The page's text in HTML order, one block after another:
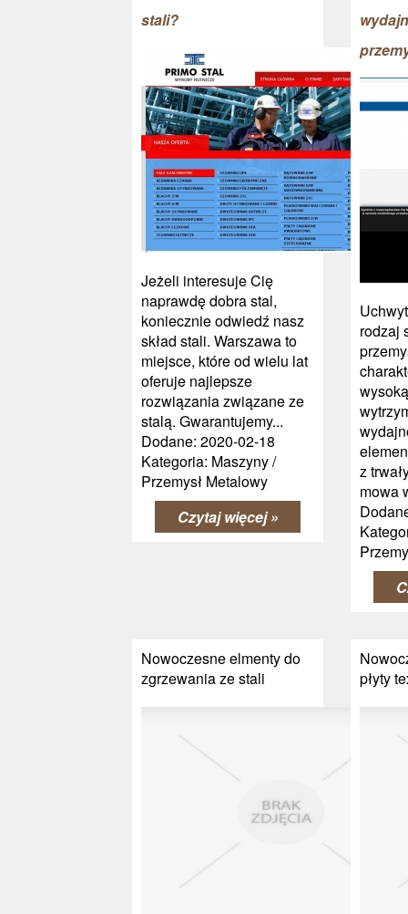
stali?
Jeżeli interesuje Cię
naprawdę dobra stal,
koniecznie odwiedź nasz
skład stali. Warszawa to
miejsce, które od wielu lat
oferuje najlepsze
rozwiązania związane ze
stalą. Gwarantujemy...
Dodane: 2020-02-18
Kategoria: Maszyny /
Przemysł Metalowy
Czytaj więcej »
rodzaj
z
mowa
Nowoczesne elmenty do
zgrzewania ze stali
płyty